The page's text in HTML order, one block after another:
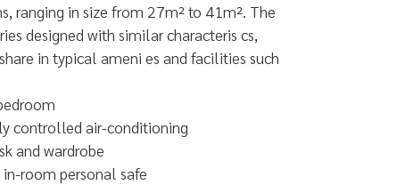
ranging in size from 27m² to 41m². The
designed with similar characteris cs,
in typical ameni es and facilities such
controlled air-conditioning
and wardrobe
in-room personal safe